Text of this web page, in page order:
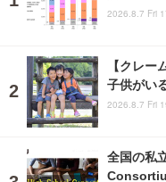
2026.8.7 Fri
【クレー
子供がい
2026.8.7 Fri
全国の私